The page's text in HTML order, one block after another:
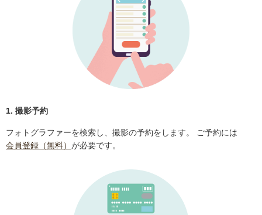
1. 撮影予約
フォトグラファーを検索し、撮影の予約をします。 ご予約には
会員登録（無料） が必要です。